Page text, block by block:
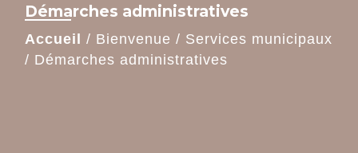
Démarches administratives
Accueil / Bienvenue / Services municipaux
/ Démarches administratives